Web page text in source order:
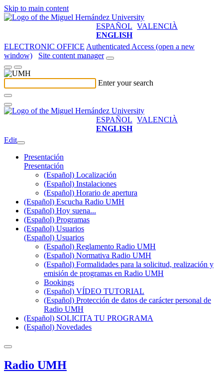
Skip to main content
ESPAÑOL VALENCIÀ
ENGLISH
ELECTRONIC OFFICE Authenticated Access (open a new
window)
Site content manager
Enter your search
ESPAÑOL VALENCIÀ
ENGLISH
Edit
Presentación
Presentación
(Español) Localización
(Español) Instalaciones
(Español) Horario de apertura
(Español) Escucha Radio UMH
(Español) Hoy suena...
(Español) Programas
(Español) Usuarios
(Español) Usuarios
(Español) Reglamento Radio UMH
(Español) Normativa Radio UMH
(Español) Formalidades para la solicitud, realización y
emisión de programas en Radio UMH
Bookings
(Español) VÍDEO TUTORIAL
(Español) Protección de datos de carácter personal de
Radio UMH
(Español) SOLICITA TU PROGRAMA
(Español) Novedades
Radio UMH